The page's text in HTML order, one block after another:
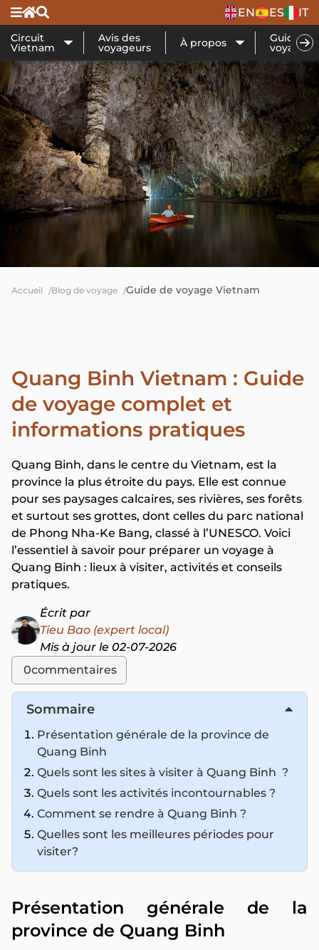
EN ES IT
Circuit
Vietnam
Avis des
voyageurs À propos Guide de
voyage
Accueil Blog de voyage Guide de voyage Vietnam
Quang Binh Vietnam : Guide
de voyage complet et
informations pratiques
Quang Binh, dans le centre du Vietnam, est la
province la plus étroite du pays. Elle est connue
pour ses paysages calcaires, ses rivières, ses forêts
et surtout ses grottes, dont celles du parc national
de Phong Nha-Ke Bang, classé à l’UNESCO. Voici
l’essentiel à savoir pour préparer un voyage à
Quang Binh : lieux à visiter, activités et conseils
pratiques.
Écrit par
Tieu Bao (expert local)
Mis à jour le 02-07-2026
0commentaires
Sommaire
Présentation générale de la province de
Quang Binh
Quels sont les sites à visiter à Quang Binh ?
Quels sont les activités incontournables ?
Comment se rendre à Quang Binh ?
Quelles sont les meilleures périodes pour
visiter?
Présentation générale de la
province de Quang Binh